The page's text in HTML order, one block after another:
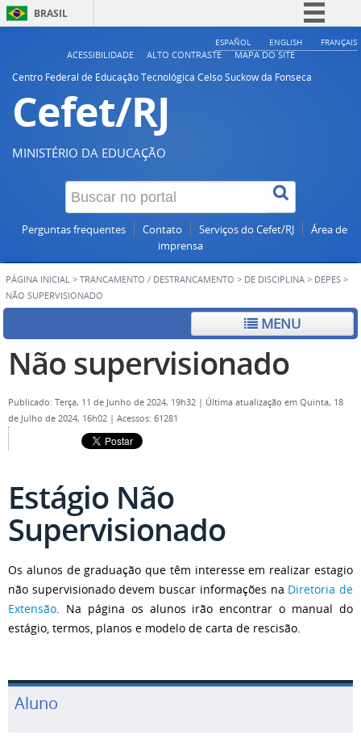
BRASIL
Simplifique!
ESPAÑOL ENGLISH FRANÇAIS
ACESSIBILIDADE ALTO CONTRASTE
MAPA DO SITE
Centro Federal de Educação Tecnológica Celso Suckow da Fonseca
Cefet/RJ
MINISTÉRIO DA EDUCAÇÃO
Perguntas frequentes Contato Serviços do Cefet/RJ
Área de
imprensa
PÁGINA INICIAL > TRANCAMENTO / DESTRANCAMENTO > DE DISCIPLINA > DEPES >
NÃO SUPERVISIONADO
MENU
Não supervisionado
Publicado: Terça, 11 de Junho de 2024, 19h32 | Última atualização em Quinta, 18
de Julho de 2024, 16h02 | Acessos: 61281
Estágio Não
Supervisionado
Os alunos de graduação que têm interesse em realizar estagio
não supervisionado devem buscar informações na Diretoria de
Extensão. Na página os alunos irão encontrar o manual do
estágio, termos, planos e modelo de carta de rescisão.
Aluno